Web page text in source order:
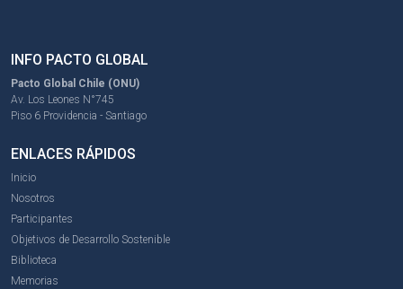
INFO PACTO GLOBAL
Pacto Global Chile (ONU)
Av. Los Leones N°745
Piso 6 Providencia - Santiago
ENLACES RÁPIDOS
Inicio
Nosotros
Participantes
Objetivos de Desarrollo Sostenible
Biblioteca
Memorias